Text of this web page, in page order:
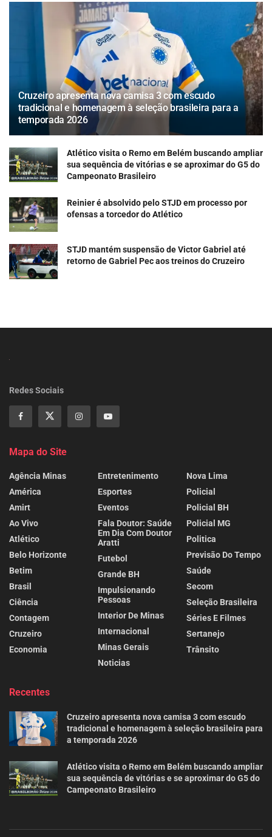
Cruzeiro apresenta nova camisa 3 com escudo
tradicional e homenagem à seleção brasileira para a
temporada 2026
Atlético visita o Remo em Belém buscando ampliar
sua sequência de vitórias e se aproximar do G5 do
Campeonato Brasileiro
Reinier é absolvido pelo STJD em processo por
ofensas a torcedor do Atlético
STJD mantém suspensão de Victor Gabriel até
retorno de Gabriel Pec aos treinos do Cruzeiro
Redes Sociais
Mapa do Site
Agência Minas
América
Amirt
Ao Vivo
Atlético
Belo Horizonte
Betim
Brasil
Ciência
Contagem
Cruzeiro
Economia
Entretenimento
Esportes
Eventos
Fala Doutor: Saúde
Em Dia Com Doutor
Aratti
Futebol
Grande BH
Impulsionando
Pessoas
Interior De Minas
Internacional
Minas Gerais
Noticias
Nova Lima
Policial
Policial BH
Policial MG
Politica
Previsão Do Tempo
Saúde
Secom
Seleção Brasileira
Séries E Filmes
Sertanejo
Trânsito
Recentes
Cruzeiro apresenta nova camisa 3 com escudo
tradicional e homenagem à seleção brasileira para
a temporada 2026
Atlético visita o Remo em Belém buscando ampliar
sua sequência de vitórias e se aproximar do G5 do
Campeonato Brasileiro